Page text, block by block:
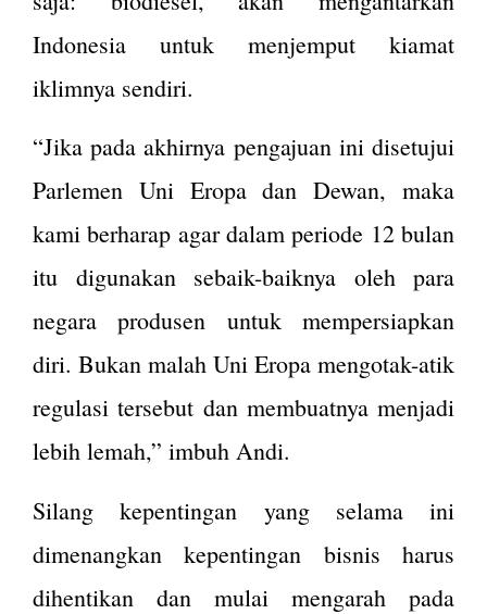
Indonesia untuk menjemput kiamat
iklimnya sendiri.
“Jika pada akhirnya pengajuan ini disetujui
Parlemen Uni Eropa dan Dewan, maka
kami berharap agar dalam periode 12 bulan
itu digunakan sebaik-baiknya oleh para
negara produsen untuk mempersiapkan
diri. Bukan malah Uni Eropa mengotak-atik
regulasi tersebut dan membuatnya menjadi
lebih lemah,” imbuh Andi.
Silang kepentingan yang selama ini
dimenangkan kepentingan bisnis harus
dihentikan dan mulai mengarah pada